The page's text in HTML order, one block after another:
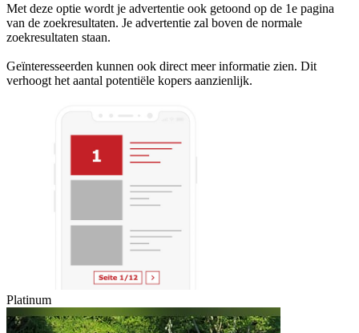
Met deze optie wordt je advertentie ook getoond op de 1e pagina
van de zoekresultaten. Je advertentie zal boven de normale
zoekresultaten staan.
Geïnteresseerden kunnen ook direct meer informatie zien. Dit
verhoogt het aantal potentiële kopers aanzienlijk.
Platinum